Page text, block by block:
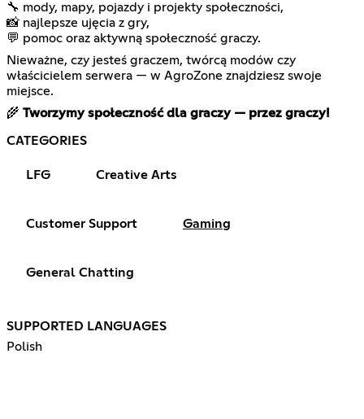
🔧 mody, mapy, pojazdy i projekty społeczności,
📸 najlepsze ujęcia z gry,
💬 pomoc oraz aktywną społeczność graczy.
Nieważne, czy jesteś graczem, twórcą modów czy
właścicielem serwera — w AgroZone znajdziesz swoje
miejsce.
🌾 Tworzymy społeczność dla graczy — przez graczy!
CATEGORIES
LFG Creative Arts
Customer Support Gaming
General Chatting
SUPPORTED LANGUAGES
Polish